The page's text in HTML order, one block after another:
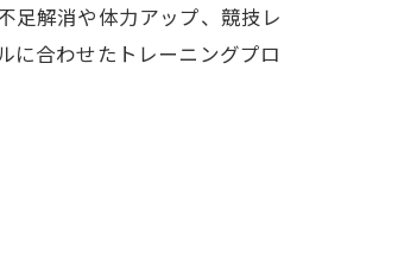
足解消や体力アップ、競技レ
に合わせたトレーニングプロ